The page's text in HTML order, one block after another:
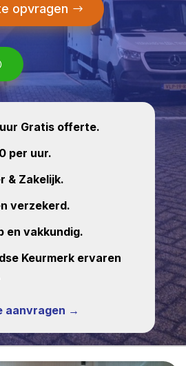
opvragen
Gratis offerte.
per uur.
& Zakelijk.
verzekerd.
en vakkundig.
Keurmerk ervaren
aanvragen →